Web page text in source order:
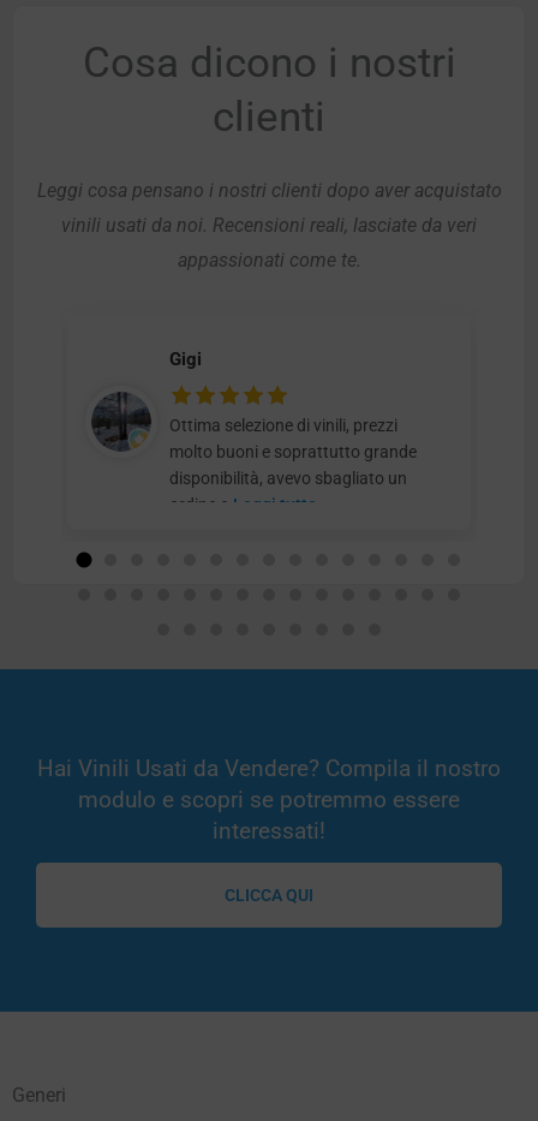
Cosa dicono i nostri
clienti
Leggi cosa pensano i nostri clienti dopo aver acquistato
vinili usati da noi. Recensioni reali, lasciate da veri
appassionati come te.
Gigi
Ottima selezione di vinili, prezzi
molto buoni e soprattutto grande
disponibilità, avevo sbagliato un
ordine e Leggi tutto
Hai Vinili Usati da Vendere? Compila il nostro
modulo e scopri se potremmo essere
interessati!
CLICCA QUI
Generi